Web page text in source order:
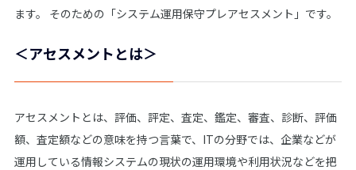
ます。 そのための「システム運用保守プレアセスメント」です。
＜アセスメントとは＞
アセスメントとは、評価、評定、査定、鑑定、審査、診断、評価
額、査定額などの意味を持つ言葉で、ITの分野では、企業などが
運用している情報システムの現状の運用環境や利用状況などを把